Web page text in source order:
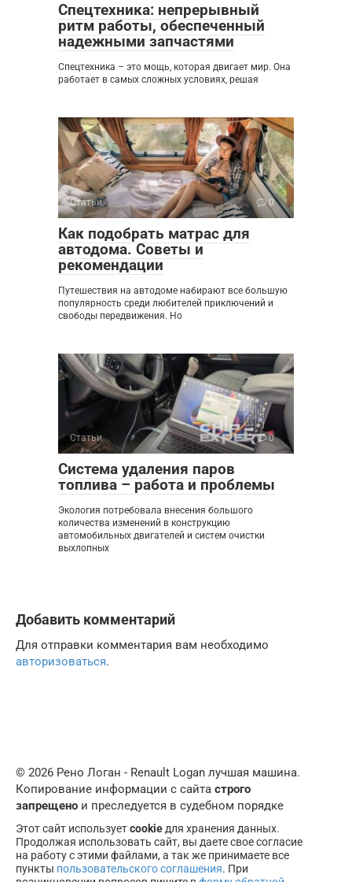
Спецтехника: непрерывный
ритм работы, обеспеченный
надежными запчастями
Спецтехника – это мощь, которая двигает мир. Она
работает в самых сложных условиях, решая
Статьи 0
Как подобрать матрас для
автодома. Советы и
рекомендации
Путешествия на автодоме набирают все большую
популярность среди любителей приключений и
свободы передвижения. Но
Статьи 0
Система удаления паров
топлива – работа и проблемы
Экология потребовала внесения большого
количества изменений в конструкцию
автомобильных двигателей и систем очистки
выхлопных
Добавить комментарий
Для отправки комментария вам необходимо
авторизоваться.
© 2026 Рено Логан - Renault Logan лучшая машина.
Копирование информации с сайта строго
запрещено и преследуется в судебном порядке
Этот сайт используетcookie для хранения данных.
Продолжая использовать сайт, вы даете свое согласие
на работу с этими файлами, а так же принимаете все
пункты пользовательского соглашения. При